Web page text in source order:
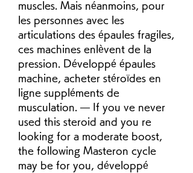
muscles. Mais néanmoins, pour
les personnes avec les
articulations des épaules fragiles,
ces machines enlèvent de la
pression. Développé épaules
machine, acheter stéroïdes en
ligne suppléments de
musculation. — If you ve never
used this steroid and you re
looking for a moderate boost,
the following Masteron cycle
may be for you, développé